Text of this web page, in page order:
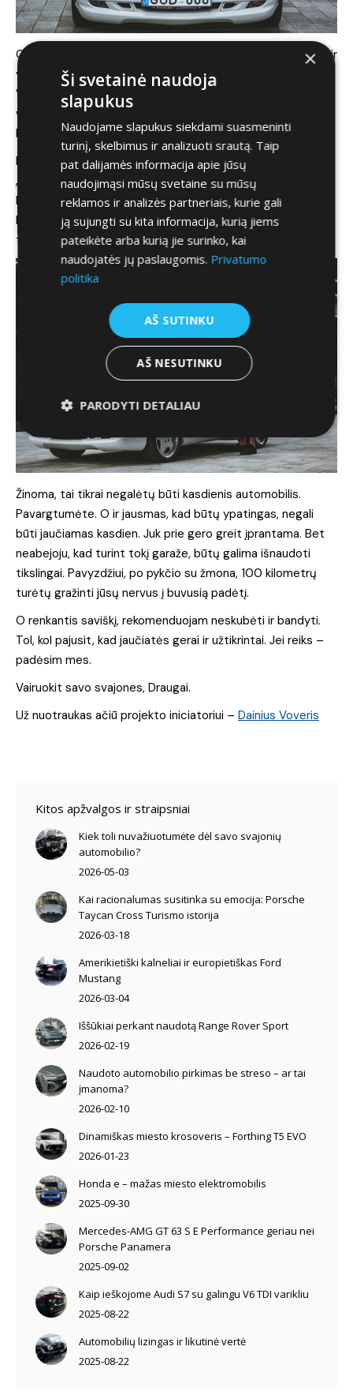
O kai jau paspaudi tą gazą, apima toks jausmas, kad dabar ir
yra tie gūdūs 2001-ieji, aš šiuo metu lekiu greitkeliu iš Las
Vegaso į Holivudą, toje vienintelėje sėdynėje šalia sėdi ne
viena, o dvi didžiakrutės blondinės ir aš skubu vaidinti filme,
kurį pats ir režisuoju ir prodiusuoju. Taip. Nes aš toks kietas.
Kai važiuoji ramiai, jautiesi kiek paprasčiau. Lyg verslininkas,
„pavartantis“ vieną, kitą milijoną, ar mergišius, nes beveik
kas antra, pro kurią pravažiuoji žiūri tau į akis. Kaip ten
bebūtų, vairuojant tokį automobilį, jausmas bus geras, o su
teisinga muzika, atrasite vairavimo malonumą iš naujo.
Žinoma, tai tikrai negalėtų būti kasdienis automobilis.
Pavargtumėte. O ir jausmas, kad būtų ypatingas, negali
būti jaučiamas kasdien. Juk prie gero greit įprantama. Bet
neabejoju, kad turint tokį garaže, būtų galima išnaudoti
tikslingai. Pavyzdžiui, po pykčio su žmona, 100 kilometrų
turėtų gražinti jūsų nervus į buvusią padėtį.
O renkantis saviškį, rekomenduojam neskubėti ir bandyti.
Tol, kol pajusit, kad jaučiatės gerai ir užtikrintai. Jei reiks –
padėsim mes.
Vairuokit savo svajones, Draugai.
Už nuotraukas ačiū projekto iniciatoriui – Dainius Voveris
Kitos apžvalgos ir straipsniai
Kiek toli nuvažiuotumėte dėl savo svajonių
automobilio?
2026-05-03
Kai racionalumas susitinka su emocija: Porsche
Taycan Cross Turismo istorija
2026-03-18
Amerikietiški kalneliai ir europietiškas Ford
Mustang
2026-03-04
Iššūkiai perkant naudotą Range Rover Sport
2026-02-19
Naudoto automobilio pirkimas be streso – ar tai
įmanoma?
2026-02-10
Dinamiškas miesto krosoveris – Forthing T5 EVO
2026-01-23
Honda e – mažas miesto elektromobilis
2025-09-30
Mercedes-AMG GT 63 S E Performance geriau nei
Porsche Panamera
2025-09-02
Kaip ieškojome Audi S7 su galingu V6 TDI varikliu
2025-08-22
Automobilių lizingas ir likutinė vertė
2025-08-22
×
Ši svetainė naudoja
slapukus
Naudojame slapukus siekdami suasmeninti
turinį, skelbimus ir analizuoti srautą. Taip
pat dalijamės informacija apie jūsų
naudojimąsi mūsų svetaine su mūsų
reklamos ir analizės partneriais, kurie gali
ją sujungti su kita informacija, kurią jiems
pateikėte arba kurią jie surinko, kai
naudojatės jų paslaugomis. Privatumo
politika
AŠ SUTINKU
AŠ NESUTINKU
PARODYTI DETALIAU